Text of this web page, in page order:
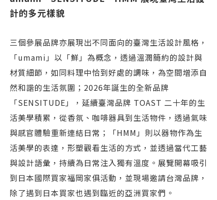
計的多元樣貌
三個參展品牌亦展現出不同面向的臺灣生活設計風格，
「umami」以「鮮」為概念，透過溫潤簡約的設計與
材質細節，如同料理中恰到好處的調味，為空間增添自
然和諧的生活氛圍；2026年誕生的全新品牌
「SENSITUDE」，延續臺灣品牌 TOAST 二十年的生
活美學積累，從香氛、咖啡器具到生活物件，透過氣味
與感官體驗重新連結日常；「HMM」則以器物作為生
活美學的表達，形塑觀看生活的方式，並透過當代工藝
與設計語彙，持續為日常注入獨有溫度。展覽開幕吸引
到日本國際買家福岡家俱活動，並現場邀請台灣品牌，
除了遇到日本買家也遇到臨近的亞洲買家們。